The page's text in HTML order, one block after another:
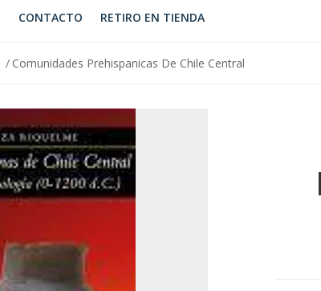
CONTACTO RETIRO EN TIENDA
Comunidades Prehispanicas De Chile Central